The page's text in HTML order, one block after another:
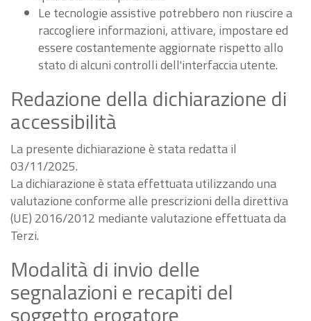
Le tecnologie assistive potrebbero non riuscire a
raccogliere informazioni, attivare, impostare ed
essere costantemente aggiornate rispetto allo
stato di alcuni controlli dell'interfaccia utente.
Redazione della dichiarazione di
accessibilità
La presente dichiarazione è stata redatta il
03/11/2025.
La dichiarazione è stata effettuata utilizzando una
valutazione conforme alle prescrizioni della direttiva
(UE) 2016/2012 mediante valutazione effettuata da
Terzi.
Modalità di invio delle
segnalazioni e recapiti del